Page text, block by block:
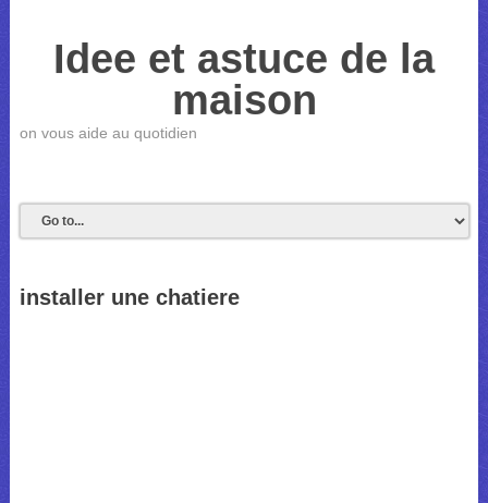
Idee et astuce de la
maison
on vous aide au quotidien
installer une chatiere